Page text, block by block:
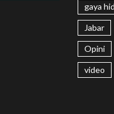
gaya
Jabar
Opini
video